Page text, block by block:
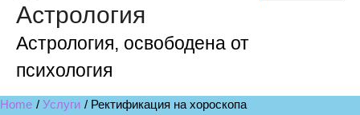
Астрология
Астрология, освободена от
психология
Home Услуги Ректификация на хороскопа